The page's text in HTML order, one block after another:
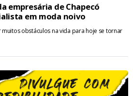
empresária de Chapecó
em moda noivo
muitos obstáculos na vida para hoje se tornar